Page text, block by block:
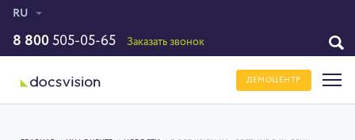
RU
8 800 505-05-65 Заказать звонок
ДЕМОЦЕНТР